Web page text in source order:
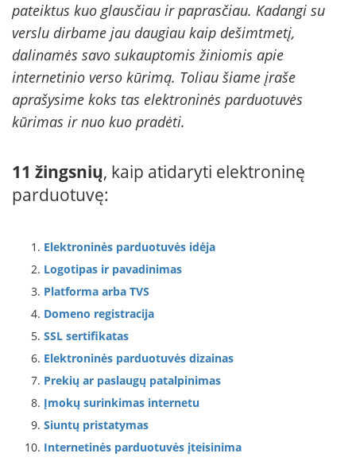
pateiktus kuo glausčiau ir paprasčiau. Kadangi su
verslu dirbame jau daugiau kaip dešimtmetį,
dalinamės savo sukauptomis žiniomis apie
internetinio verso kūrimą. Toliau šiame įraše
aprašysime koks tas elektroninės parduotuvės
kūrimas ir nuo kuo pradėti.
11 žingsnių, kaip atidaryti elektroninę
parduotuvę:
Elektroninės parduotuvės idėja
Logotipas ir pavadinimas
Platforma arba TVS
Domeno registracija
SSL sertifikatas
Elektroninės parduotuvės dizainas
Prekių ar paslaugų patalpinimas
Įmokų surinkimas internetu
Siuntų pristatymas
Internetinės parduotuvės įteisinima